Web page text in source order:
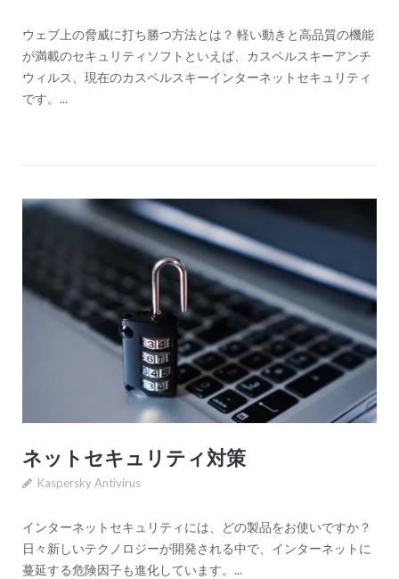
ウェブ上の脅威に打ち勝つ方法とは？ 軽い動きと高品質の機能
が満載のセキュリティソフトといえば、カスペルスキーアンチ
ウィルス、現在のカスペルスキーインターネットセキュリティ
です。...
ネットセキュリティ対策
Kaspersky Antivirus
インターネットセキュリティには、どの製品をお使いですか？
日々新しいテクノロジーが開発される中で、インターネットに
蔓延する危険因子も進化しています。...